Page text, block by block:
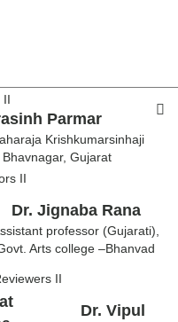
II
Parmar
Krishkumarsinhaji
Gujarat
II
Dr. Jignaba Rana
professor (Gujarati),
Arts college –Bhanvad
II
Dr. Vipul